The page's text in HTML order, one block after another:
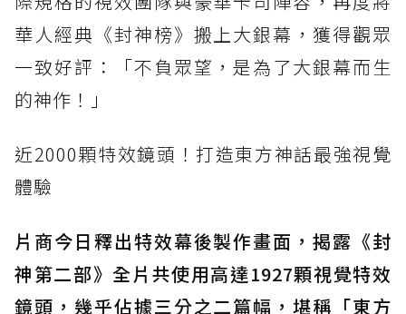
華人經典《封神榜》搬上大銀幕，獲得觀眾
一致好評：「不負眾望，是為了大銀幕而生
的神作！」
近2000顆特效鏡頭！打造東方神話最強視覺
體驗
片商今日釋出特效幕後製作畫面，揭露《封
神第二部》全片共使用高達1927顆視覺特效
鏡頭，幾乎佔據三分之二篇幅，堪稱「東方